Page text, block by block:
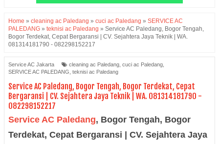
Home » cleaning ac Paledang » cuci ac Paledang » SERVICE AC
PALEDANG » teknisi ac Paledang » Service AC Paledang, Bogor Tengah,
Bogor Terdekat, Cepat Bergaransi | CV. Sejahtera Jaya Teknik | WA.
081314181790 - 082298152217
Service AC Jakarta cleaning ac Paledang cuci ac Paledang
SERVICE AC PALEDANG teknisi ac Paledang
Service AC Paledang, Bogor Tengah, Bogor Terdekat, Cepat
Bergaransi | CV. Sejahtera Jaya Teknik | WA. 081314181790 -
082298152217
Service AC Paledang, Bogor Tengah, Bogor
Terdekat, Cepat Bergaransi | CV. Sejahtera Jaya